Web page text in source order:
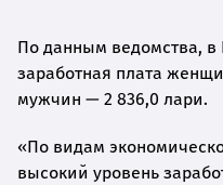
По данным ведомства, в
заработная плата
мужчин — 2 836,0 лари.
«По видам
высокий уровень